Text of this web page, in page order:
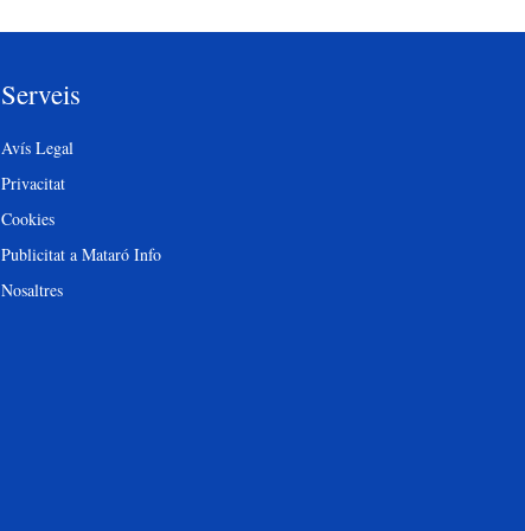
Serveis
Avís Legal
Privacitat
Cookies
Publicitat a Mataró Info
Nosaltres